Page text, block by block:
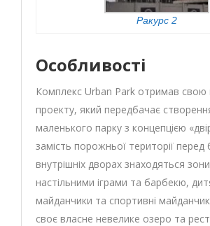
Ракурс 2
Особливості
Комплекс Urban Park отримав свою
проекту, який передбачає
маленького парку з концепцією
замість порожньої території
внутрішніх дворах знаходяться
настільними іграми та барбекю,
майданчики та спортивні
своє власне невелике озеро та